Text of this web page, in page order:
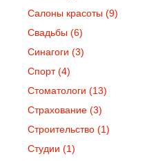
Салоны красоты (9)
Свадьбы (6)
Синагоги (3)
Спорт(4)
Стоматологи (13)
Страхование (3)
Строительство (1)
Студии (1)